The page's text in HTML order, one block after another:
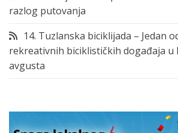
razlog putovanja
14. Tuzlanska biciklijada – Jedan
rekreativnih biciklističkih događaja u
avgusta